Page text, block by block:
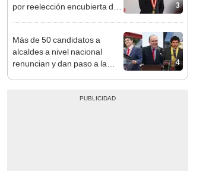
3
por reelección encubierta de
4
Más de 50 candidatos a
alcaldes a nivel nacional
renuncian y dan paso a la